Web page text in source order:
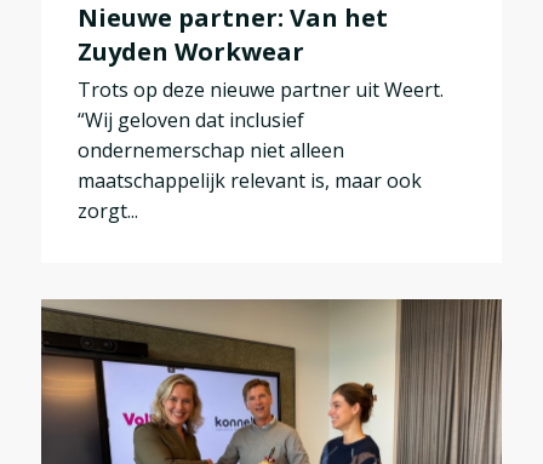
Nieuwe partner: Van het
Zuyden Workwear
Trots op deze nieuwe partner uit Weert.
“Wij geloven dat inclusief
ondernemerschap niet alleen
maatschappelijk relevant is, maar ook
zorgt...